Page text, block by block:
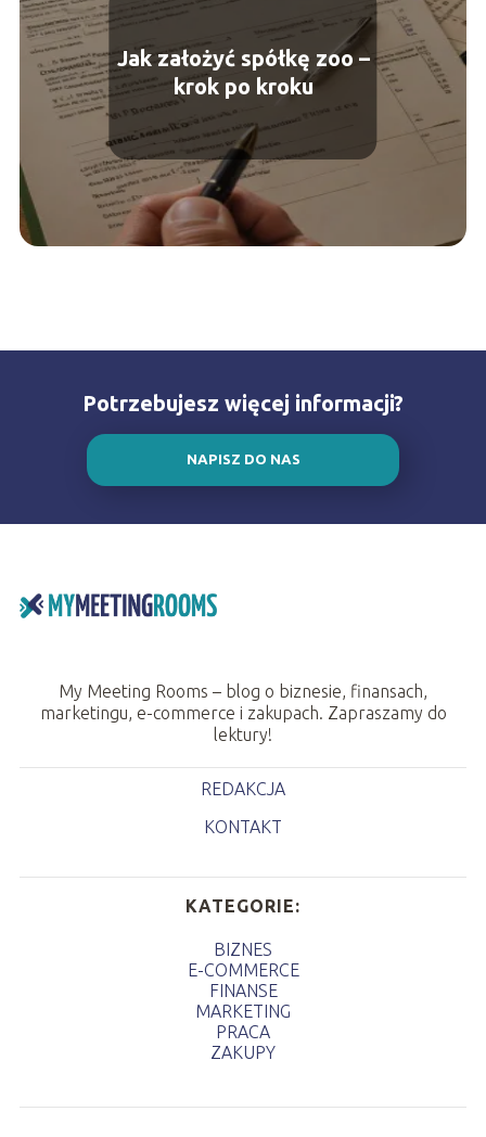
Jak założyć spółkę zoo –
krok po kroku
Potrzebujesz więcej informacji?
NAPISZ DO NAS
My Meeting Rooms – blog o biznesie, finansach,
marketingu, e-commerce i zakupach. Zapraszamy do
lektury!
REDAKCJA
KONTAKT
KATEGORIE:
BIZNES
E-COMMERCE
FINANSE
MARKETING
PRACA
ZAKUPY